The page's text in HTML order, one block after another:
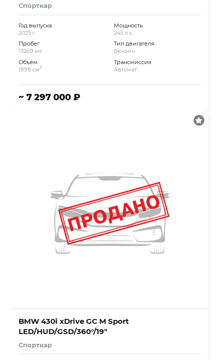
Спорткар
Год выпуска
2025 г.
Пробег
13269 км.
Объём
1998 см3
Мощность
245 л.с.
Тип двигателя
Бензин
Трансмиссия
Автомат
~ 7 297 000 ₽
BMW 430i xDrive GC M Sport
LED/HUD/GSD/360°/19″
Спорткар